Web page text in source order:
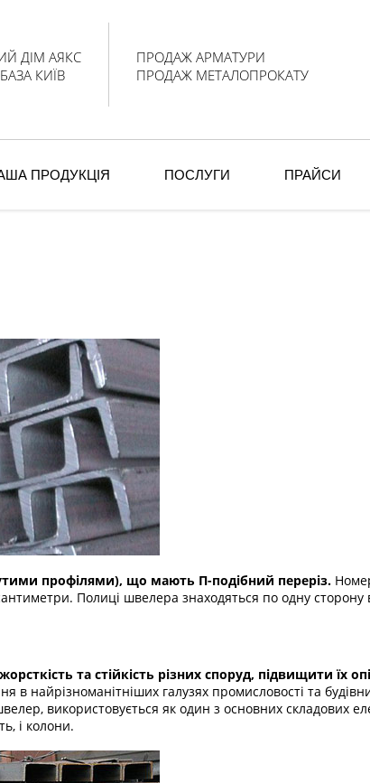
ДІМ АЯКС
КИЇВ
ПРОДАЖ АРМАТУРИ
ПРОДАЖ МЕТАЛОПРОКАТУ
ПРОДУКЦІЯ ПОСЛУГИ ПРАЙСИ
профілями), що мають П-подібний переріз.
Полиці швелера знаходяться по одну сторону
та стійкість різних споруд, підвищити їх
в найрізноманітніших галузях промисловості та
використовується як один з основних складових
і колони.